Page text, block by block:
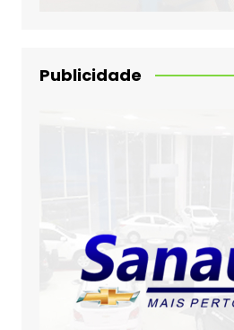
Publicidade